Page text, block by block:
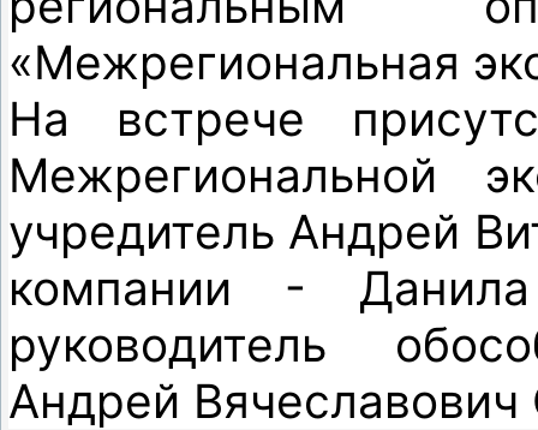
«Межрегиональная
На встрече
Межрегиональной
учредитель Андрей
компании - Данила
руководитель
Андрей